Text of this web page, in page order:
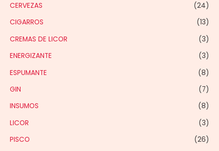
CERVEZAS
(24)
CIGARROS
(13)
CREMAS DE LICOR
(3)
ENERGIZANTE
(3)
ESPUMANTE
(8)
GIN
(7)
INSUMOS
(8)
LICOR
(3)
PISCO
(26)